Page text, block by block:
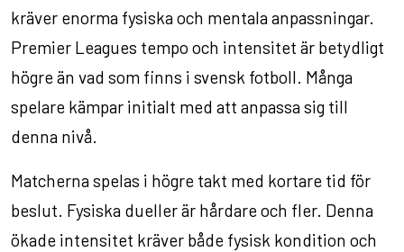
kräver enorma fysiska och mentala anpassningar.
Premier Leagues tempo och intensitet är betydligt
högre än vad som finns i svensk fotboll. Många
spelare kämpar initialt med att anpassa sig till
denna nivå.
Matcherna spelas i högre takt med kortare tid för
beslut. Fysiska dueller är hårdare och fler. Denna
ökade intensitet kräver både fysisk kondition och